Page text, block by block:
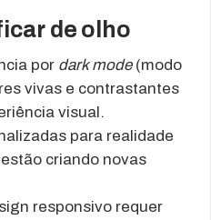
de olho
por dark mode(modo
vivas e contrastantes
visual.
para realidade
criando novas
responsivo requer